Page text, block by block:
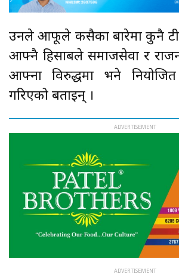
उनले आफूले कसैका बारेमा कुनै
आफ्नै हिसाबले समाजसेवा र
आफ्ना विरुद्धमा भने नियोजित
गरिएको बताइन् ।